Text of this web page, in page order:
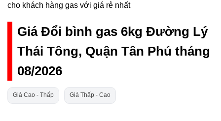
cho khách hàng gas với giá rẻ nhất
Giá Đổi bình gas 6kg Đường Lý
Thái Tông, Quận Tân Phú tháng
08/2026
Giá Cao - Thấp Giá Thấp - Cao